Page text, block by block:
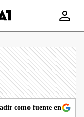
como fuente en